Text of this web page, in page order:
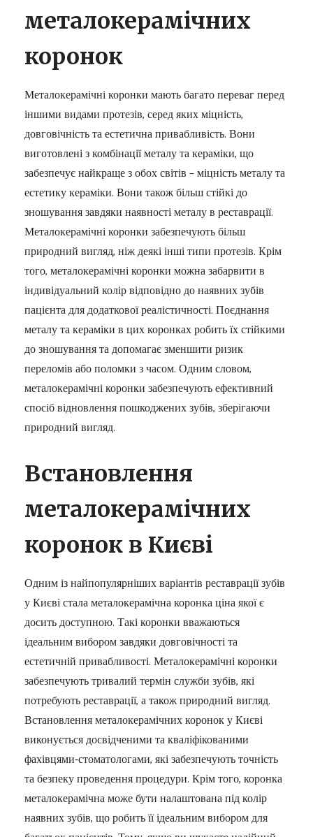
металокерамічних
коронок
Металокерамічні коронки мають багато переваг перед
іншими видами протезів, серед яких міцність,
довговічність та естетична привабливість. Вони
виготовлені з комбінації металу та кераміки, що
забезпечує найкраще з обох світів – міцність металу та
естетику кераміки. Вони також більш стійкі до
зношування завдяки наявності металу в реставрації.
Металокерамічні коронки забезпечують більш
природний вигляд, ніж деякі інші типи протезів. Крім
того, металокерамічні коронки можна забарвити в
індивідуальний колір відповідно до наявних зубів
пацієнта для додаткової реалістичності. Поєднання
металу та кераміки в цих коронках робить їх стійкими
до зношування та допомагає зменшити ризик
переломів або поломки з часом. Одним словом,
металокерамічні коронки забезпечують ефективний
спосіб відновлення пошкоджених зубів, зберігаючи
природний вигляд.
Встановлення
металокерамічних
коронок в Києві
Одним із найпопулярніших варіантів реставрації зубів
у Києві стала металокерамічна коронка ціна якої є
досить доступною. Такі коронки вважаються
ідеальним вибором завдяки довговічності та
естетичній привабливості. Металокерамічні коронки
забезпечують тривалий термін служби зубів, які
потребують реставрації, а також природний вигляд.
Встановлення металокерамічних коронок у Києві
виконується досвідченими та кваліфікованими
фахівцями-стоматологами, які забезпечують точність
та безпеку проведення процедури. Крім того, коронка
металокерамічна може бути налаштована під колір
наявних зубів, що робить її ідеальним вибором для